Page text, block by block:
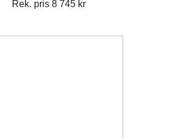
Rek. pris 8 745 kr